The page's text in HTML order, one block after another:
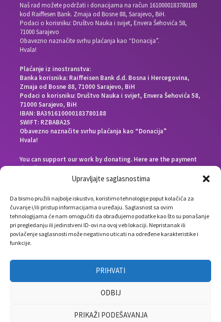
Upravljajte saglasnostima
Da bismo pružili najbolje iskustvo, koristimo tehnologije poput kolačića za
čuvanje i/ili pristup informacijama o uređaju. Saglasnost sa ovim
tehnologijama će nam omogućiti da obrađujemo podatke kao što su ponašanje
pri pregledanju ili jedinstveni ID-ovi na ovoj veb lokaciji. Nepristanak ili
povlačenje saglasnosti može negativno uticati na određene karakteristike i
funkcije.
PRIHVATI
ODBIJ
PRIKAŽI PODEŠAVANJA
Naš rad možete podržati i donacijama na račun 1610000183780188
kod Raiffesen Bank. Zmaja od Bosne 88, Sarajevo, BiH.
Podaci o korisniku: Društvo Nauka i svijet, Envera Šehovića 58,
71000 Sarajevo
Obavezno naznačite svrhu plaćanja kao “Donacija”.
Hvala!
Plaćanje iz inostranstva:
Banka korisnika: Raiffeisen Bank d.d. Bosna i Hercegovina,
Zmaja od Bosne 88, 71000 Sarajevo, BiH
Podaci o korisniku: Društvo Nauka i svijet, Envera Šehovića 58,
71000 Sarajevo, BiH
IBAN: BA391610000183780188
SWIFT: RZBABA2S
Obavezno naznačite svrhu plaćanja kao “Donacija”
Hvala!
You can support our work by donating. Here are the payment
details:
Beneficiary bank: Raiffeisen Bank d.d. Bosna i Hercegovina,
End beneficiary: Društvo Nauka i svijet, Envera Šehovića 58,
71000 Sarajevo, Bosnia and Herzegovina
IBAN: BA391610000183780188
SWIFT: RZBABA2S
Please note the payment purpose as “Donation”
Thank you!
info(at)naukagovori.ba